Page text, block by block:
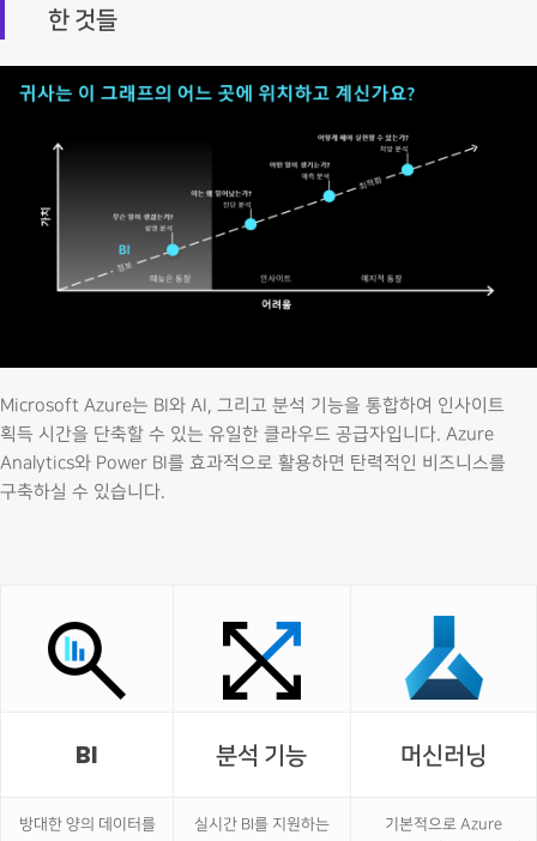
한 것들
Microsoft Azure는 BI와 AI, 그리고 분석 기능을 통합하여 인사이트
획득 시간을 단축할 수 있는 유일한 클라우드 공급자입니다. Azure
Analytics와 Power BI를 효과적으로 활용하면 탄력적인 비즈니스를
구축하실 수 있습니다.
BI 분석 기능 머신러닝
방대한 양의 데이터를 실시간 BI를 지원하는
기본적으로 Azure